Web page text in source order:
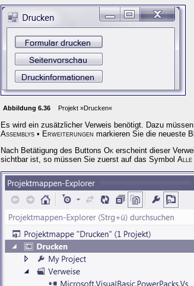
Abbildung 6.36 Projekt »Drucken«
Es wird ein zusätzlicher Verweis benötigt. Dazu
Assemblys • Erweiterungen markieren Sie die neueste
Nach Betätigung des Buttons Ok erscheint dieser
sichtbar ist, so müssen Sie zuerst auf das Symbol Alle